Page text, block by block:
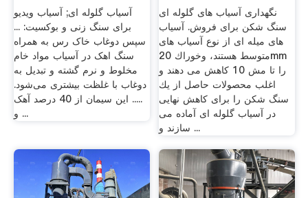
آسیاب گلوله ای; آسیاب ویدیو
برای سنگ زنی و بوکسیت: ...
سپس دوغاب خاک رس به همراه
سنگ اهک در آسیاب مواد خام
مخلوط و نرم گشته و تبدیل به
دوغاب با غلظت بیشتری می‌شود.
..... این سیمان از 40 درصد آهک
و ...
نگهداری آسیاب های گلوله ای
سنگ شکن برای فروش. آسیاب
های میله ای از نوع آسیاب های
متوسط هستند، وخوراك 20mm
را تا مش 10 كاهش می دهند و
اغلب محصولات حاصل از یك
سنگ شكن را برای كاهش نهایی
در آسیاب گلوله ای آماده می
سازند و ...